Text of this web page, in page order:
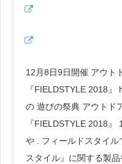
12月8日9日開催 アウト
『FIELDSTYLE 2018
の 遊びの祭典 アウトド
『FIELDSTYLE 2018
や . フィールドスタイ
スタイル』に関する製